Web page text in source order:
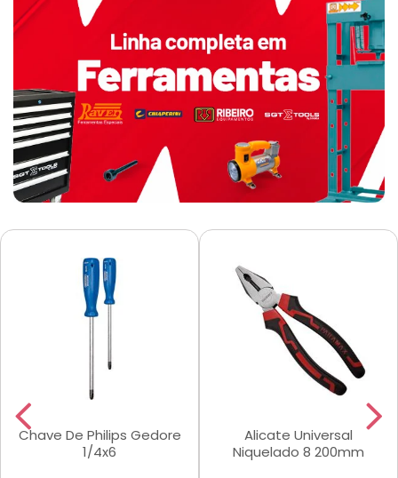
Chave De Philips Gedore
1/4x6
Alicate Universal
Niquelado 8 200mm